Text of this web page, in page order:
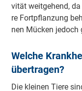
vi­tät weit­ge­hend,
re Fort­pflan­zung
nen Mü­cken
Welche
übertragen?
Die klei­nen Tie­re